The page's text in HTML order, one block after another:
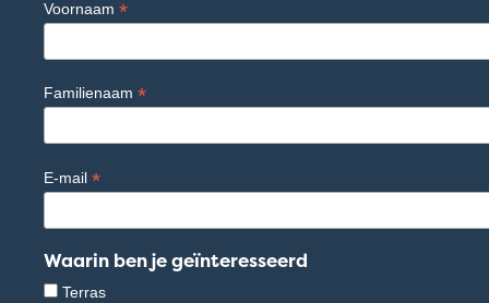
Voornaam *
Familienaam *
E-mail *
Waarin ben je geïnteresseerd
Terras